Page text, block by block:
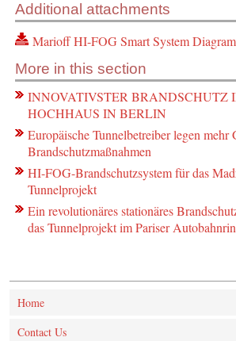
Additional attachments
Marioff HI-FOG Smart System
More in this section
INNOVATIVSTER BRANDSCHUTZ
HOCHHAUS IN BERLIN
Europäische Tunnelbetreiber legen
Brandschutzmaßnahmen
HI-FOG-Brandschutzsystem für das
Tunnelprojekt
Ein revolutionäres stationäres
das Tunnelprojekt im Pariser
Home
Contact Us